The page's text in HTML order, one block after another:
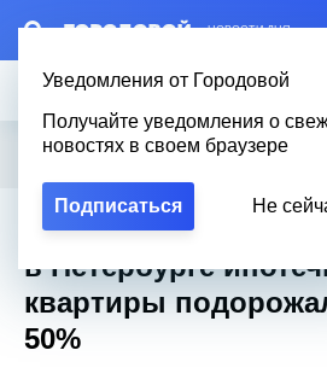
– НОВОСТИ ДНЯ
Уведомления от Городовой
Получайте уведомления о
новостях в своем браузере
Подписаться Не
Новости Эксклюзив Вопросы о
Городовой Новости Петербурга / С молотка
Петербурге ипотечные квартиры подорожали
С молотка — да по
в Петербурге
квартиры
50%